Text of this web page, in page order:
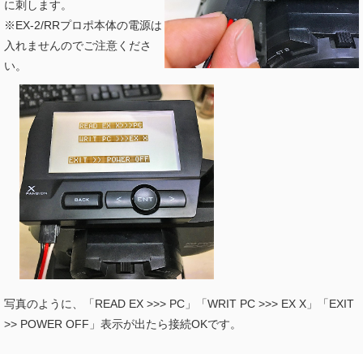
に刺します。
※EX-2/RRプロポ本体の電源は
入れませんのでご注意くださ
い。
写真のように、「READ EX >>> PC」「WRIT PC >>> EX X」「EXIT
>> POWER OFF」表示が出たら接続OKです。